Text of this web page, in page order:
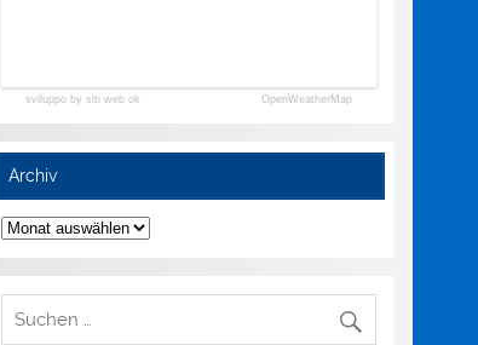
sviluppo by siti web ok OpenWeatherMap
Archiv
Archiv